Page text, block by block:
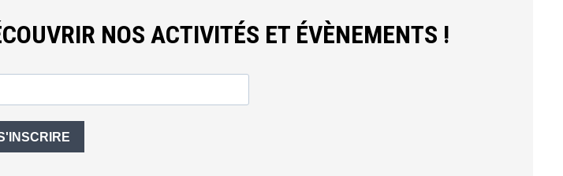
NOS ACTIVITÉS ET ÉVÈNEMENTS !